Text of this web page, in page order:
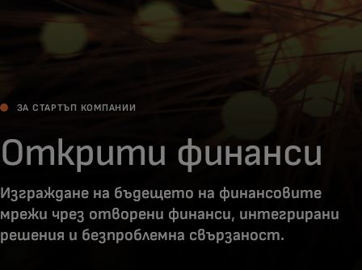
ЗА СТАРТЪП КОМПАНИИ
Открити финанси
Изграждане на бъдещето на финансовите
мрежи чрез отворени финанси, интегрирани
решения и безпроблемна свързаност.